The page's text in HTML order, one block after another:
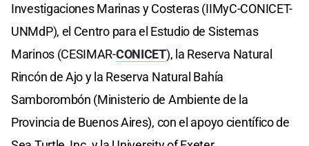
Investigaciones Marinas y Costeras (IIMyC-CONICET-
UNMdP), el Centro para el Estudio de Sistemas
Marinos (CESIMAR-CONICET), la Reserva Natural
Rincón de Ajo y la Reserva Natural Bahía
Samborombón (Ministerio de Ambiente de la
Provincia de Buenos Aires), con el apoyo científico de